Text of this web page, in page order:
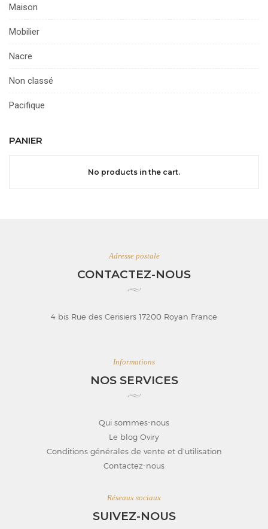
Maison
Mobilier
Nacre
Non classé
Pacifique
PANIER
No products in the cart.
Adresse postale
CONTACTEZ-NOUS
4 bis Rue des Cerisiers 17200 Royan France
Informations
NOS SERVICES
Qui sommes-nous
Le blog Oviry
Conditions générales de vente et d’utilisation
Contactez-nous
Réseaux sociaux
SUIVEZ-NOUS